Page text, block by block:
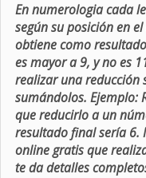
En numerologia cada
según su posición en
obtiene como
es mayor a 9, y no es
realizar una reducción
sumándolos. Ejemplo:
que reducirlo a un
resultado final sería 6.
online gratis que
te da detalles